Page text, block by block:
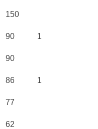
150
90 1
90
86 1
77
62